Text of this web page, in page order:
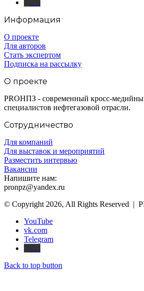
Информация
О проекте
Для авторов
Стать экспертом
Подписка на рассылку
О проекте
PROНПЗ - современный кросс-
специалистов нефтегазовой отрасли.
Сотрудничество
Для компаний
Для выставок и мероприятий
Разместить интервью
Вакансии
Напишите нам:
pronpz@yandex.ru
© Copyright 2026, All Rights Reserved |
YouTube
vk.com
Telegram
Back to top button